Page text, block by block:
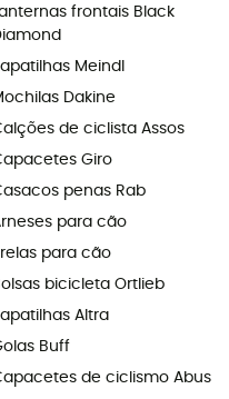
frontais Black
Meindl
Dakine
de ciclista Assos
Giro
penas Rab
para cão
para cão
bicicleta Ortlieb
Altra
Buff
de ciclismo Abus